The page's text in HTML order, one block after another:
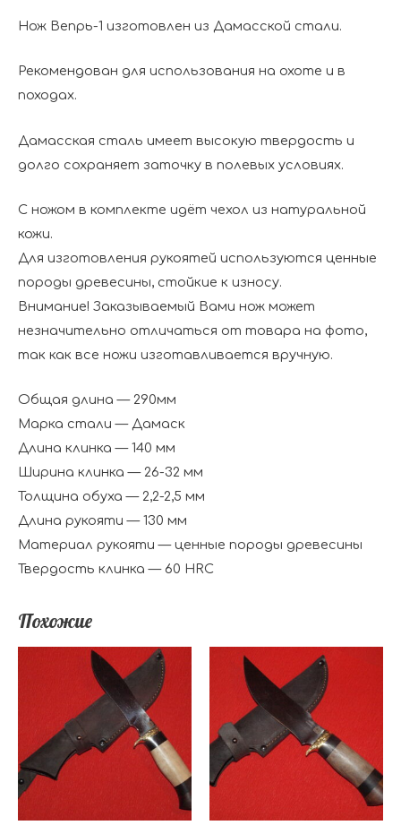
Нож Вепрь-1 изготовлен из Дамасской стали.
Рекомендован для использования на охоте и в
походах.
Дамасская сталь имеет высокую твердость и
долго сохраняет заточку в полевых условиях.
С ножом в комплекте идёт чехол из натуральной
кожи.
Для изготовления рукоятей используются ценные
породы древесины, стойкие к износу.
Внимание! Заказываемый Вами нож может
незначительно отличаться от товара на фото,
так как все ножи изготавливается вручную.
Общая длина — 290мм
Марка стали — Дамаск
Длина клинка — 140 мм
Ширина клинка — 26-32 мм
Толщина обуха — 2,2-2,5 мм
Длина рукояти — 130 мм
Материал рукояти — ценные породы древесины
Твердость клинка — 60 HRC
Похожие